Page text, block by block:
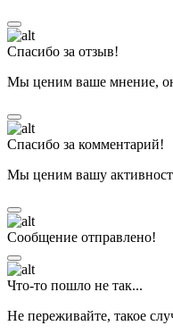
Спасибо за отзыв!
Мы ценим ваше мнение,
Спасибо за комментарий!
Мы ценим вашу
Сообщение отправлено!
Что-то пошло не так...
Не переживайте, такое